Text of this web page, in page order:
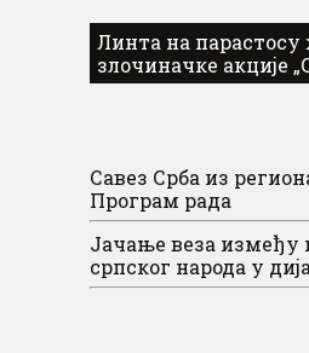
Линта на
злочиначке акције
Савез Срба из
Програм рада
Јачање веза између
српског народа у